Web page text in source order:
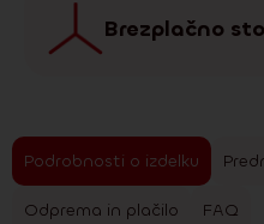
Brezplačno
Podrobnosti o izdelku
Odprema in plačilo FAQ